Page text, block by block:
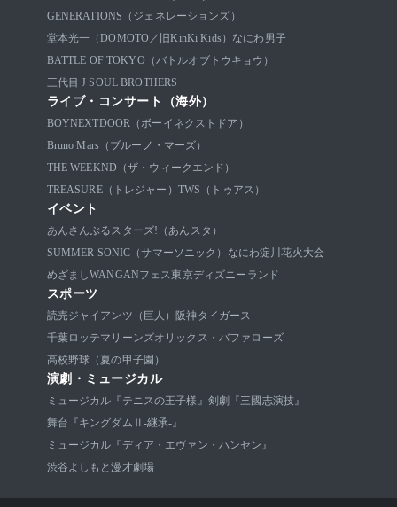
GENERATIONS（ジェネレーションズ）
堂本光一（DOMOTO／旧KinKi Kids） なにわ男子
BATTLE OF TOKYO（バトルオブトウキョウ）
三代目 J SOUL BROTHERS
ライブ・コンサート（海外）
BOYNEXTDOOR（ボーイネクストドア）
Bruno Mars（ブルーノ・マーズ）
THE WEEKND（ザ・ウィークエンド）
TREASURE（トレジャー） TWS（トゥアス）
イベント
あんさんぶるスターズ!（あんスタ）
SUMMER SONIC（サマーソニック） なにわ淀川花火大会
めざましWANGANフェス東京ディズニーランド
スポーツ
読売ジャイアンツ（巨人）
阪神タイガース
千葉ロッテマリーンズオリックス・バファローズ
高校野球（夏の甲子園）
演劇・ミュージカル
ミュージカル『テニスの王子様』 剣劇『三國志演技』
舞台『キングダムⅡ-継承-』
ミュージカル『ディア・エヴァン・ハンセン』
渋谷よしもと漫才劇場